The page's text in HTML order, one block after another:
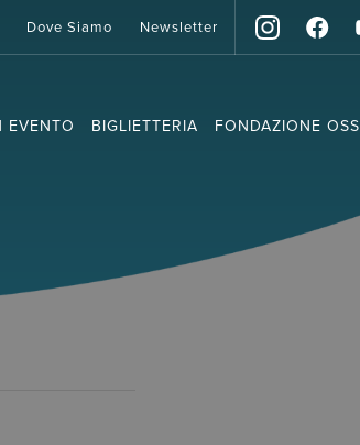
EVENTO BIGLIETTERIA FONDAZIONE OSS
Dove Siamo Newsletter